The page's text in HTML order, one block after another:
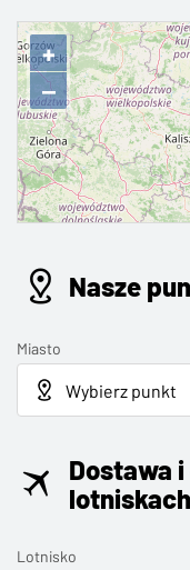
+
−
Nasze
Miasto
Dostawa
lotniskach
Lotnisko